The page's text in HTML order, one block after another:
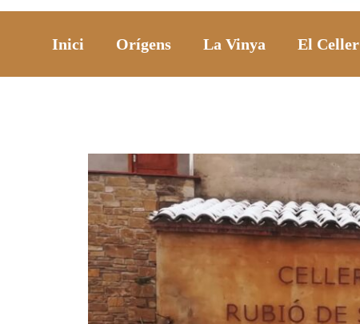
Inici Orígens La Vinya El Celler